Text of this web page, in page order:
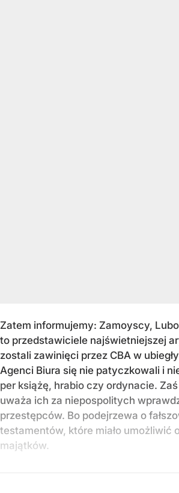
Zatem informujemy: Zamoyscy,
to przedstawiciele najświetniejszej
zostali zawinięci przez CBA w
Agenci Biura się nie patyczkowali i
per książę, hrabio czy ordynacie.
uważa ich za niepospolitych
przestępców. Bo podejrzewa o
testamentów, które miało umożliwić
majątków.